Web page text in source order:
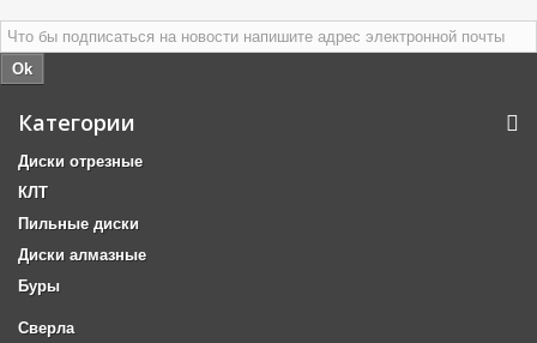
Ok
Категории
Диски отрезные
КЛТ
Пильные диски
Диски алмазные
Буры
Сверла